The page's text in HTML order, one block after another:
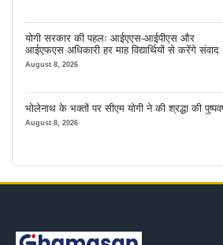
योगी सरकार की पहलः आईएएस-आईपीएस और
आईएफएस अधिकारी हर माह विद्यार्थियों से करेंगे संवाद
August 8, 2026
भोलेनाथ के भक्तों पर सीएम योगी ने की श्रद्धा की
August 8, 2026